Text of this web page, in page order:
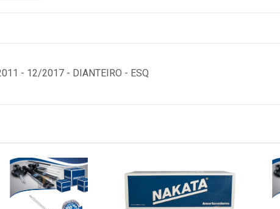
- 12/2017 - DIANTEIRO - ESQ